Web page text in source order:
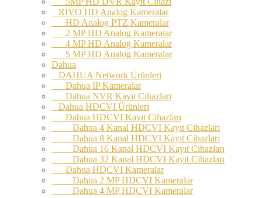
RİVO HD Analog Kameralar
HD Analog PTZ Kameralar
2 MP HD Analog Kameralar
4 MP HD Analog Kameralar
5 MP HD Analog Kameralar
Dahua
DAHUA Network Ürünleri
Dahua IP Kameralar
Dahua NVR Kayıt Cıhazları
Dahua HDCVI Ürünleri
Dahua HDCVI Kayıt Cihazları
Dahua 4 Kanal HDCVI Kayıt Cihazları
Dahua 8 Kanal HDCVI Kayıt Cihazları
Dahua 16 Kanal HDCVI Kayıt Cihazları
Dahua 32 Kanal HDCVI Kayıt Cihazları
Dahua HDCVI Kameralar
Dahua 2 MP HDCVI Kameralar
Dahua 4 MP HDCVI Kameralar